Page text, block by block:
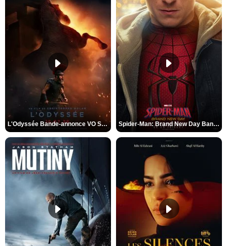
L'Odyssée Bande-annonce VO STFR Spider-Man: Brand New Day Bande-annonce VO STFR